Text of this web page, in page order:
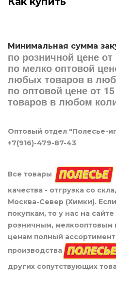
Минимальная сумма
по розничной цене
по мелко оптовой
любых товаров в
по оптовой цене от
товаров в любом
Оптовый отдел "Полесье-
+7(916)-479-87-43
Все товары
качества - отгрузка со
Москва-Север (Химки).
покупкам, то у нас на
розничным, мелкооптовым
ценам полный ассортимент
производства
других сопутствующих